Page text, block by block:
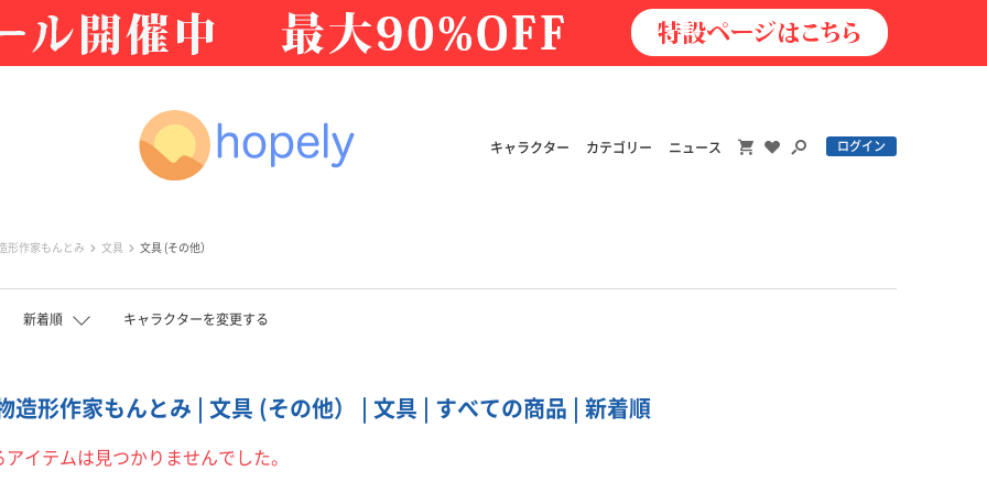
キャラクター カテゴリー ニュース ログイン
形作家もんとみ 文具 文具 (その他）
新着順 キャラクターを変更する
造形作家もんとみ | 文具 (その他） | 文具 | すべての商品 | 新着順
イテムは見つかりませんでした。